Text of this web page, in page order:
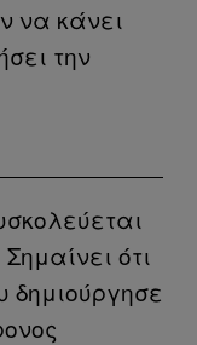
να κάνει
την
ότι
δημιούργησε